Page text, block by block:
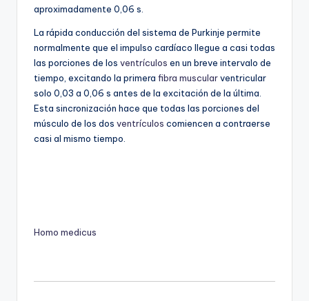
aproximadamente 0,06 s.
La rápida conducción del sistema de Purkinje permite
normalmente que el impulso cardíaco llegue a casi todas
las porciones de los ventrículos en un breve intervalo de
tiempo, excitando la primera fibra muscularventricular
solo 0,03 a 0,06 s antes de la excitación de la última.
Esta sincronización hace que todas las porciones del
músculo de los dos ventrículos comiencen a contraerse
casi al mismo tiempo.
Homo medicus